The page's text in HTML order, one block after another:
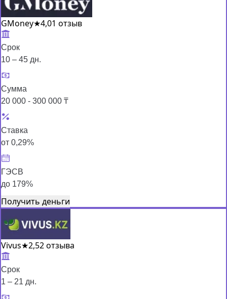
GMoney★4,01 отзыв
Срок
10 – 45 дн.
Сумма
20 000 - 300 000 ₸
Ставка
от 0,29%
ГЭСВ
до 179%
Получить деньги
Vivus★2,52 отзыва
Срок
1 – 21 дн.